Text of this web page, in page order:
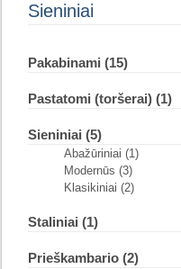
kosmetika
Sieniniai
Pakabinami (15)
Pastatomi (toršerai) (1)
Sieniniai (5)
Abažūriniai (1)
Modernūs (3)
Klasikiniai (2)
Staliniai (1)
Prieškambario (2)